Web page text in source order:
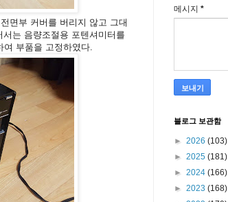
면부 커버를 버리지 않고 그대
는 음량조절용 포텐셔미터를
부품을 고정하였다.
메시지 *
블로그 보관함
► 2026 (103)
► 2025 (181)
► 2024 (166)
► 2023 (168)